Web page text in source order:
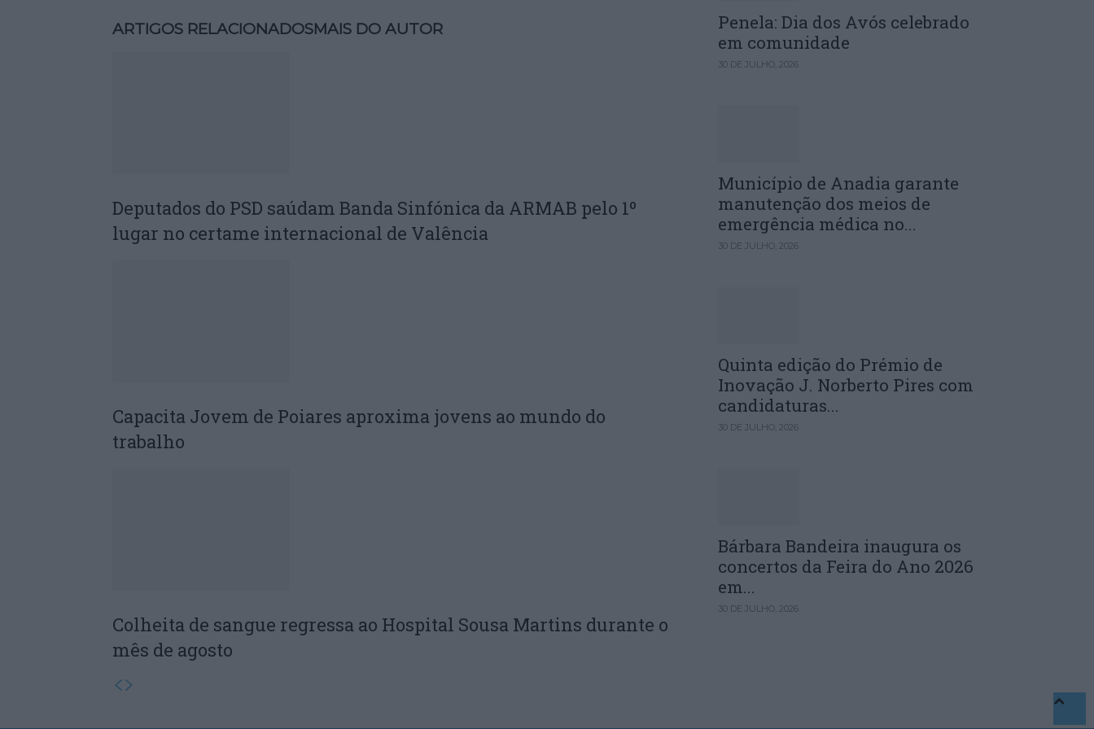
ARTIGOS RELACIONADOSMAIS DO AUTOR
Deputados do PSD saúdam Banda Sinfónica da ARMAB pelo 1º
lugar no certame internacional de Valência
Capacita Jovem de Poiares aproxima jovens ao mundo do
trabalho
Colheita de sangue regressa ao Hospital Sousa Martins durante o
mês de agosto
Penela: Dia dos Avós celebrado
em comunidade
30 DE JULHO, 2026
Município de Anadia garante
manutenção dos meios de
emergência médica no...
30 DE JULHO, 2026
Quinta edição do Prémio de
Inovação J. Norberto Pires com
candidaturas...
30 DE JULHO, 2026
Bárbara Bandeira inaugura os
concertos da Feira do Ano 2026
em...
30 DE JULHO, 2026